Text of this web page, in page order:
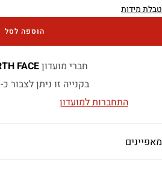
טבלת מידות
הוספה לסל
חברי מועדוןTHE NORTH FACE
בקנייה זו ניתן לצבור כ-11 נקודות
התחברות למועדון
מאפיינים